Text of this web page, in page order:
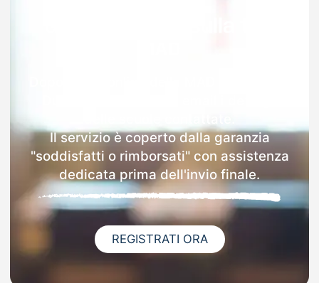
Il servizio è coperto dalla garanzia
"soddisfatti o rimborsati" con assistenza
dedicata prima dell'invio finale.
REGISTRATI ORA